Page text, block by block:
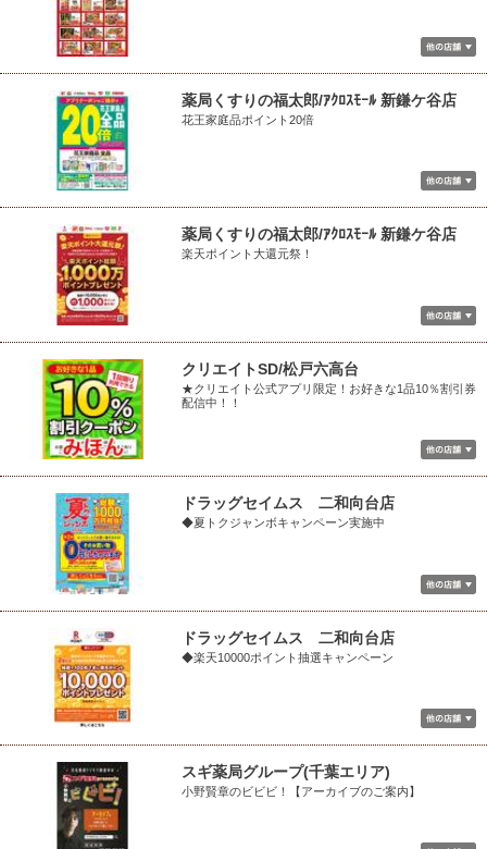
薬局くすりの福太郎/ｱｸﾛｽﾓｰﾙ 新鎌ケ谷店
花王家庭品ポイント20倍
薬局くすりの福太郎/ｱｸﾛｽﾓｰﾙ 新鎌ケ谷店
楽天ポイント大還元祭！
クリエイトSD/松戸六高台
★クリエイト公式アプリ限定！お好きな1品10％割引券
配信中！！
ドラッグセイムス 二和向台店
◆夏トクジャンボキャンペーン実施中
ドラッグセイムス 二和向台店
◆楽天10000ポイント抽選キャンペーン
スギ薬局グループ(千葉エリア)
小野賢章のビビビ！【アーカイブのご案内】